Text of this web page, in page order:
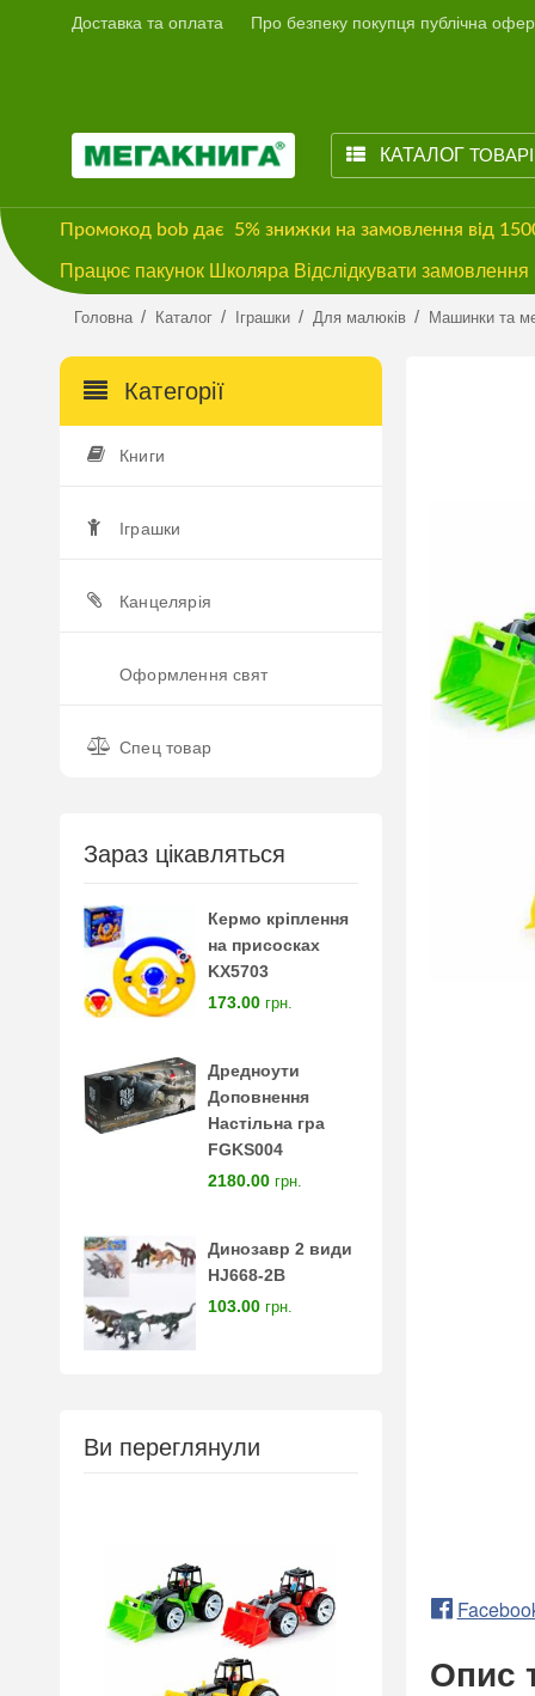
Доставка та оплата Про безпеку покупця публічна
КАТАЛОГ
Промокод bob дає 5% знижки на замовлення від
Працює пакунок Школяра Відслідкувати
Головна / Каталог / Іграшки / Для малюків / Машинки та
Категорії
Книги
Іграшки
Канцелярія
Оформлення свят
Спец товар
Зараз цікавляться
Кермо кріплення
на присосках
KX5703
173.00 грн.
Дредноути
Доповнення
Настільна гра
FGKS004
2180.00 грн.
Динозавр 2 види
HJ668-2B
103.00 грн.
Ви переглянули
Опис